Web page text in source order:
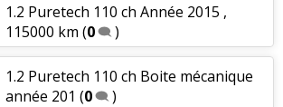
1.2 Puretech 110 ch Année 2015 ,
115000 km (0 )
1.2 Puretech 110 ch Boite mécanique
année 201 (0 )